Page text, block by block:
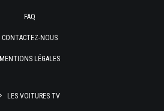
FAQ
CONTACTEZ-NOUS
MENTIONS LÉGALES
LES VOITURES TV